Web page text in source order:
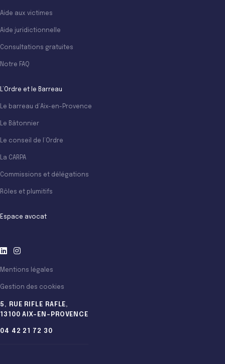
Aide aux victimes
Aide juridictionnelle
Consultations gratuites
Notre FAQ
L’Ordre et le Barreau
Le barreau d’Aix-en-Provence
Le Bâtonnier
Le conseil de l’Ordre
La CARPA
Commissions et délégations
Rôles et plumitifs
Espace avocat
Mentions légales
Gestion des cookies
5, RUE RIFLE RAFLE,
13100 AIX-EN-PROVENCE
04 42 21 72 30